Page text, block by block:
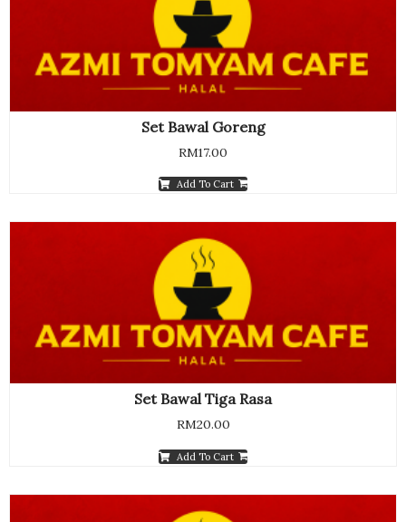
Set Bawal Goreng
RM17.00
Add To Cart
Set Bawal Tiga Rasa
RM20.00
Add To Cart